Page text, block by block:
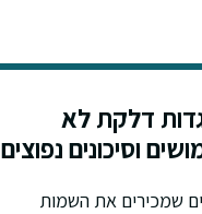
דלקת לא
וסיכונים נפוצים
שמכירים את השמות